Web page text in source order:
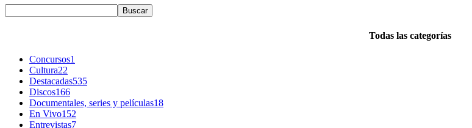
Todas las categorías
Concursos1
Cultura22
Destacadas535
Discos166
Documentales, series y películas18
En Vivo152
Entrevistas7